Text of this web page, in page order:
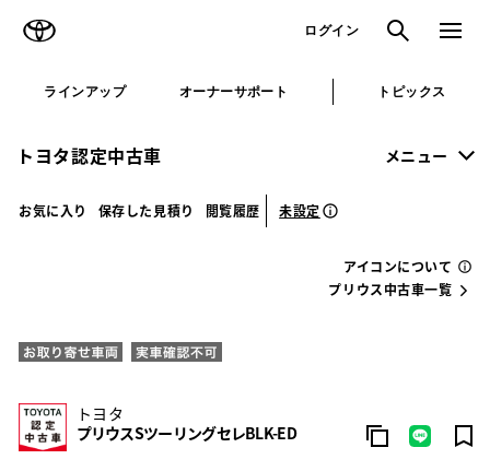
ログイン 検索 メニュ
ラインアップ オーナーサポート トピックス
トヨタ認定中古車 メニュー
お気に入り 保存した見積り 閲覧履歴 未設定
アイコンについて
プリウス中古車一覧
トヨタ
プリウスSツーリングセレBLK-ED